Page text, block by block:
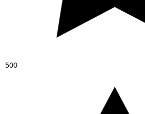
500